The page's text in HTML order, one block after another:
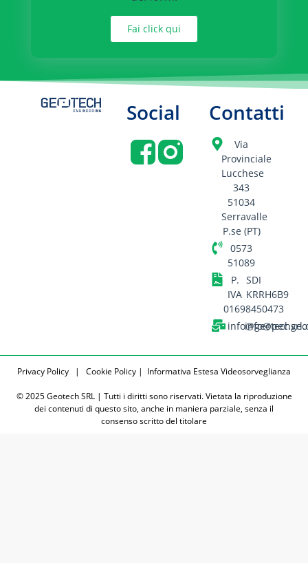
Fai click qui
Social Contatti
Via
Provinciale
Lucchese
343
51034
Serravalle
P.se (PT)
0573
51089
P.
IVA
01698450473
SDI
KRRH6B9
Privacy Policy | Cookie Policy | Informativa Estesa Videosorveglianza
© 2025 Geotech SRL | Tutti i diritti sono riservati. Vietata la riproduzione
dei contenuti di questo sito, anche in maniera parziale, senza il
consenso scritto del titolare